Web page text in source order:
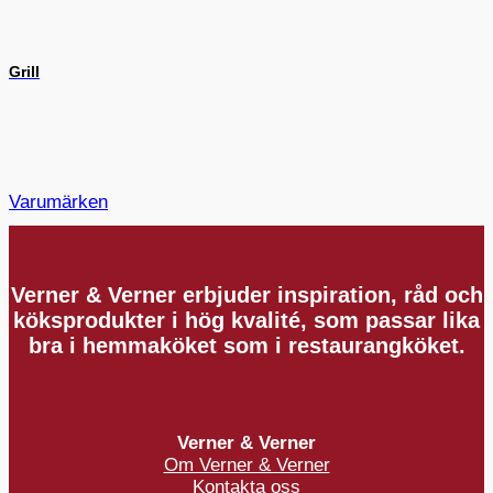
Grill
Varumärken
Verner & Verner erbjuder inspiration, råd och
köksprodukter i hög kvalité, som passar lika
bra i hemmaköket som i restaurangköket.
Verner & Verner
Om Verner & Verner
Kontakta oss